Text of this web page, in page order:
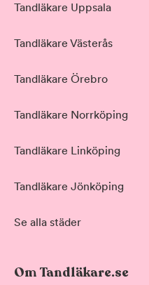
Tandläkare Uppsala
Tandläkare Västerås
Tandläkare Örebro
Tandläkare Norrköping
Tandläkare Linköping
Tandläkare Jönköping
Se alla städer
Om Tandläkare.se